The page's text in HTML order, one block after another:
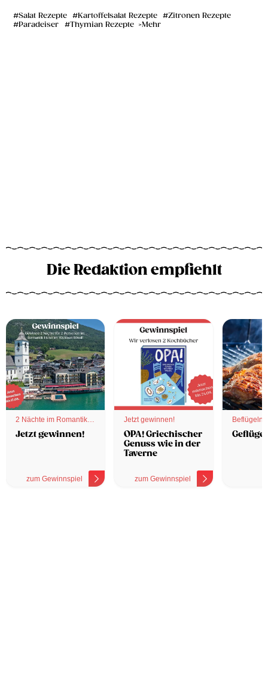
Salat Rezepte Kartoffelsalat Rezepte
Zitronen Rezepte
Paradeiser
Thymian Rezepte Mehr
Die Redaktion empfiehlt
2 Nächte im Romantik
Hotel
Jetzt gewinnen!
zum Gewinnspiel
Jetzt gewinnen!
OPA! Griechischer
Genuss wie in der
Taverne
zum Gewinnspiel